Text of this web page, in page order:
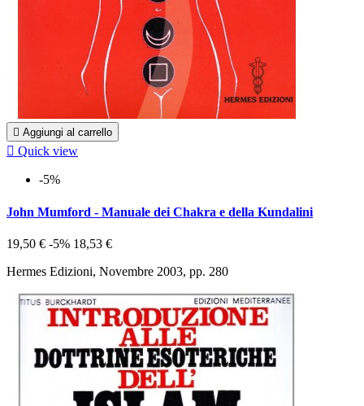
 Aggiungi al carrello
 Quick view
-5%
John Mumford - Manuale dei Chakra e della Kundalini
19,50 € -5% 18,53 €
Hermes Edizioni, Novembre 2003, pp. 280